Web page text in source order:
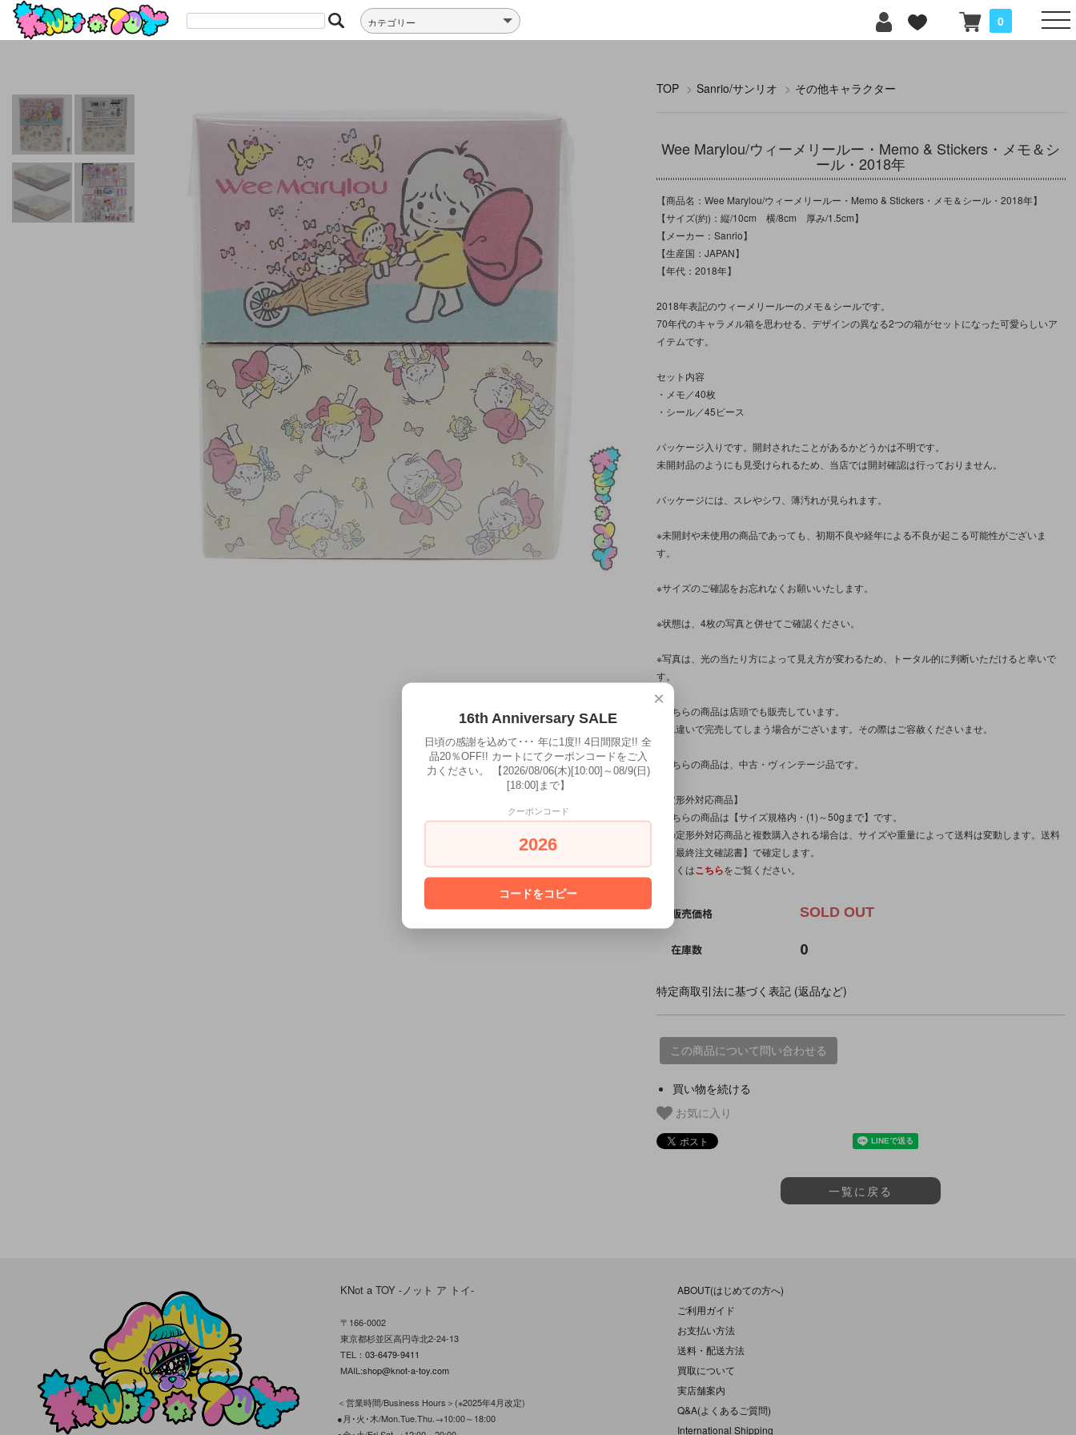
0
TOP > Sanrio/サンリオ > その他キャラクター
Wee Marylou/ウィーメリールー・Memo & Stickers・メモ＆シ
ール・2018年
【商品名：Wee Marylou/ウィーメリールー・Memo & Stickers・メモ＆シール・2018年】
【サイズ(約)：縦/10cm 横/8cm 厚み/1.5cm】
【メーカー：Sanrio】
【生産国：JAPAN】
【年代：2018年】
2018年表記のウィーメリールーのメモ＆シールです。
70年代のキャラメル箱を思わせる、デザインの異なる2つの箱がセットになった可愛らしいア
イテムです。
セット内容
・メモ／40枚
・シール／45ピース
パッケージ入りです。開封されたことがあるかどうかは不明です。
未開封品のようにも見受けられるため、当店では開封確認は行っておりません。
パッケージには、スレやシワ、薄汚れが見られます。
※未開封や未使用の商品であっても、初期不良や経年による不良が起こる可能性がございま
す。
※サイズのご確認をお忘れなくお願いいたします。
※状態は、4枚の写真と併せてご確認ください。
※写真は、光の当たり方によって見え方が変わるため、トータル的に判断いただけると幸いで
す。
※こちらの商品は店頭でも販売しています。
入れ違いで完売してしまう場合がございます。その際はご容赦くださいませ。
※こちらの商品は、中古・ヴィンテージ品です。
【定形外対応商品】
※こちらの商品は【サイズ規格内・(1)～50gまで】です。
他の定形外対応商品と複数購入される場合は、サイズや重量によって送料は変動します。送料
は【最終注文確認書】で確定します。
詳しくはこちらをご覧ください。
販売価格 SOLD OUT
在庫数 0
特定商取引法に基づく表記 (返品など)
この商品について問い合わせる
買い物を続ける
お気に入り
一覧に戻る
KNot a TOY -ノット ア トイ-
〒166-0002
東京都杉並区高円寺北2-24-13
TEL：03-6479-9411
MAIL:shop@knot-a-toy.com
＜営業時間/Business Hours＞(※2025年4月改定)
●月･火･木/Mon.Tue.Thu.→10:00～18:00
ABOUT(はじめての方へ)
ご利用ガイド
お支払い方法
送料・配送方法
買取について
実店舗案内
Q&A(よくあるご質問)
International Shipping
×
16th Anniversary SALE
日頃の感謝を込めて･･･ 年に1度!! 4日間限定!! 全
品20％OFF!! カートにてクーポンコードをご入
力ください。 【2026/08/06(木)[10:00]～08/9(日)
[18:00]まで】
クーポンコード
2026
コードをコピー